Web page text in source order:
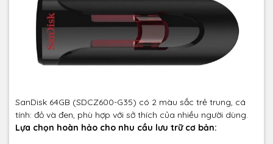
SanDisk 64GB (SDCZ600-G35) có 2 màu sắc trẻ trung, cá
tính: đỏ và đen, phù hợp với sở thích của nhiều người dùng.
Lựa chọn hoàn hảo cho nhu cầu lưu trữ cơ bản: